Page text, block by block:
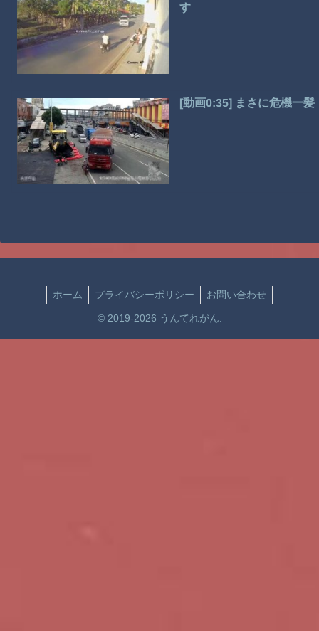
す
[動画0:35] まさに危機一
ホーム プライバシーポリシー お問い合わせ
© 2019-2026 うんてれがん.